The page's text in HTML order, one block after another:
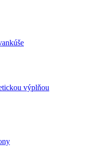
výplňou